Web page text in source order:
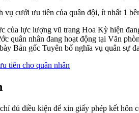
cưới ưu tiên của quân đội, ít nhất 1
của lực lượng vũ trang Hoa Kỳ hiện
quân nhân đang hoạt động tại Văn
Bản gốc Tuyên bố nghĩa vụ quân sự
tiên cho quân nhân
đủ điều kiện để xin giấy phép kết hôn